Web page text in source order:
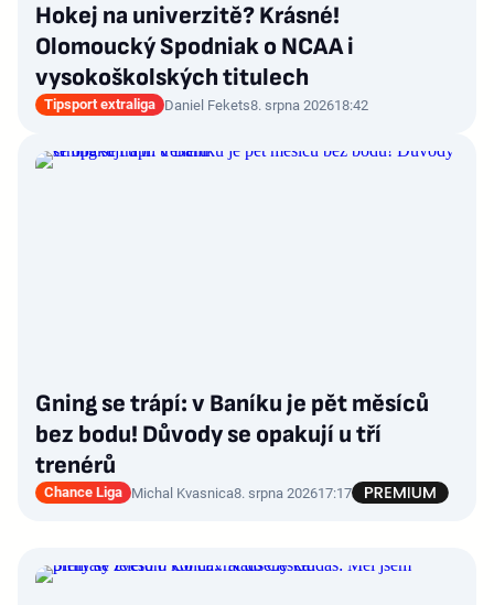
Hokej na univerzitě? Krásné!
Olomoucký Spodniak o NCAA i
vysokoškolských titulech
Tipsport extraliga Daniel Fekets8. srpna 202618:42
Gning se trápí: v Baníku je pět měsíců
bez bodu! Důvody se opakují u tří
trenérů
Chance Liga Michal Kvasnica8. srpna 202617:17